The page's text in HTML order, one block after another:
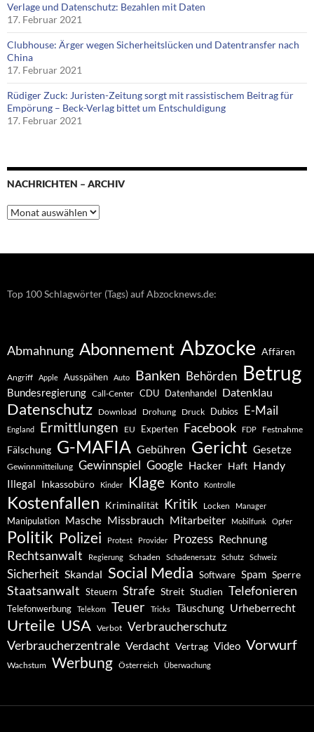
Verlage und Datenschutz: Bezahlen mit Daten
17. Februar 2021
Clubhouse: Ärger wegen Sicherheitslücken und Datentransfer nach
China
17. Februar 2021
Rüdiger Zuck: Juristen-Zeitung sorgt mit rassistischem Beitrag für
Empörung – Beck-Verlag bittet um Entschuldigung
17. Februar 2021
NACHRICHTEN – ARCHIV
Nachrichten
–
Top 100 Schlagwörter (Tags) auf Abzocknews.de:
Abmahnung Abonnement Abzocke Affären
Angriff Apple Ausspähen Auto Banken Behörden Betrug
Bundesregierung Call-Center CDU Datenhandel Datenklau
Datenschutz Download Drohung Druck Dubios E-Mail
England Ermittlungen EU Experten Facebook FDP Festnahme
Fälschung G-MAFIA Gebühren Gericht Gesetze
Gewinnmitteilung Gewinnspiel Google Hacker Haft Handy
Illegal Inkassobüro Kinder Klage Konto Kontrolle
Kostenfallen Kriminalität Kritik Locken Manager
Manipulation Masche Missbrauch Mitarbeiter Mobilfunk Opfer
Politik Polizei Protest Provider Prozess Rechnung
Rechtsanwalt Regierung Schaden Schadenersatz Schutz Schweiz
Sicherheit Skandal Social Media Software Spam Sperre
Staatsanwalt Steuern Strafe Streit Studien Telefonieren
Telefonwerbung Telekom Teuer Tricks Täuschung Urheberrecht
Urteile USA Verbot Verbraucherschutz
Verbraucherzentrale Verdacht Vertrag Video Vorwurf
Wachstum Werbung Österreich Überwachung